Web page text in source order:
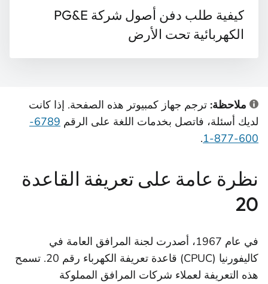
كيفية طلب دفن أصول شركة PG&E
الكهربائية تحت الأرض
ملاحظة: ترجم جهاز كمبيوتر هذه الصفحة. إذا كانت
لديك أسئلة، فاتصل بخدمات اللغة على الرقم
6789-
600-877-1
.
نظرة عامة على تعريفة القاعدة
20
في عام 1967، أصدرت لجنة المرافق العامة في
كاليفورنيا (CPUC) قاعدة تعريفة الكهرباء رقم 20. تسمح
هذه التعريفة لعملاء شركات المرافق المملوكة